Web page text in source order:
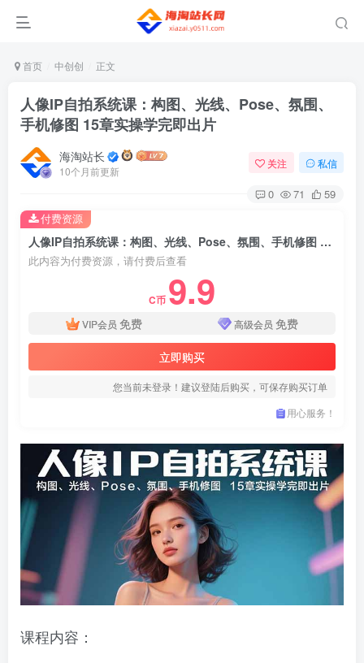
首页 中创创 正文
人像IP自拍系统课：构图、光线、Pose、氛围、
手机修图 15章实操学完即出片
海淘站长
10个月前更新
关注 私信
0 71 59
人像IP自拍系统课：构图、光线、Pose、氛围、手机修图 15章实操学完即出片
此内容为付费资源，请付费后查看
C币 9.9
VIP会员 免费 高级会员 免费
立即购买
您当前未登录！建议登陆后购买，可保存购买订单
用心服务！
付费资源
课程内容：